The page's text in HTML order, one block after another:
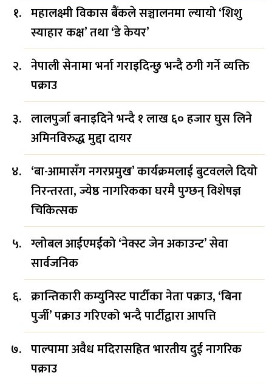
महालक्ष्मी विकास बैंकले सञ्चालनमा ल्यायो ‘शिशु
स्याहार कक्ष’ तथा ‘डे केयर’
नेपाली सेनामा भर्ना गराइदिन्छु भन्दै ठगी गर्ने व्यक्ति
पक्राउ
लालपुर्जा बनाइदिने भन्दै १ लाख ६० हजार घुस लिने
अमिनविरुद्ध मुद्दा दायर
‘बा-आमासँग नगरप्रमुख’ कार्यक्रमलाई बुटवलले दियो
निरन्तरता, ज्येष्ठ नागरिकका घरमै पुग्छन् विशेषज्ञ
चिकित्सक
ग्लोबल आईएमईको ‘नेक्स्ट जेन अकाउन्ट’ सेवा
सार्वजनिक
क्रान्तिकारी कम्युनिस्ट पार्टीका नेता पक्राउ, ‘बिना
पुर्जी’ पक्राउ गरिएको भन्दै पार्टीद्वारा आपत्ति
पाल्पामा अवैध मदिरासहित भारतीय दुई नागरिक
पक्राउ